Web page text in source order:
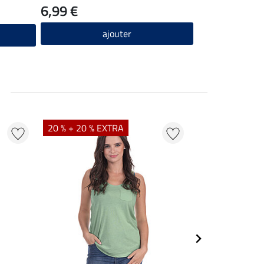
6,99 €
ajouter
20 % + 20 % EXTRA